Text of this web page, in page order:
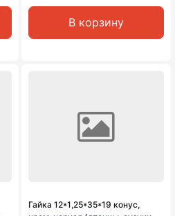
В корзину
Гайка 12*1,25*35*19 конус,